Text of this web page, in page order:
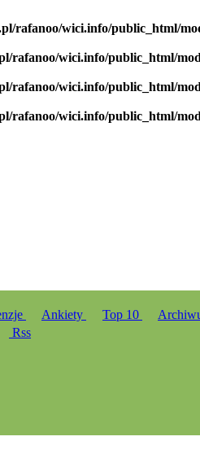
rafanoo/wici.info/public_html/
rafanoo/wici.info/public_html/
rafanoo/wici.info/public_html/
rafanoo/wici.info/public_html/
Ankiety Top 10
Rss